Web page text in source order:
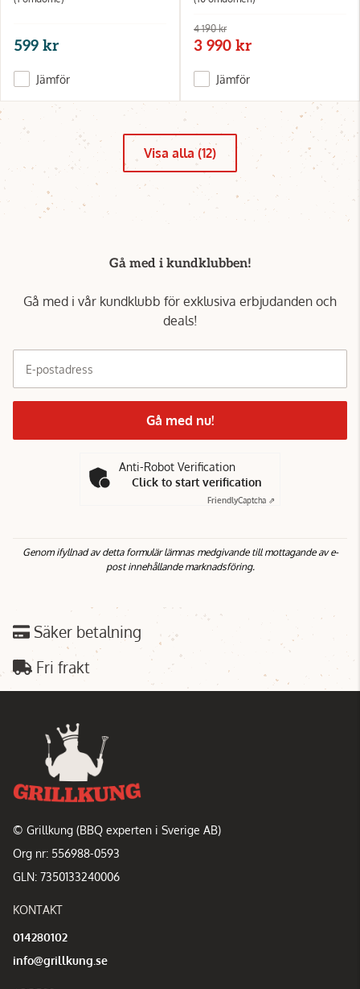
599 kr
Jämför
4 190 kr
3 990 kr
Jämför
Visa alla (12)
Gå med i kundklubben!
Gå med i vår kundklubb för exklusiva erbjudanden och
deals!
E-postadress
Gå med nu!
Anti-Robot Verification
Click to start verification
FriendlyCaptcha ⇗
Genom ifyllnad av detta formulär lämnas medgivande till mottagande av e-
post innehållande marknadsföring.
Säker betalning
Fri frakt
© Grillkung (BBQ experten i Sverige AB)
Org nr: 556988-0593
GLN: 7350133240006
KONTAKT
014280102
info@grillkung.se